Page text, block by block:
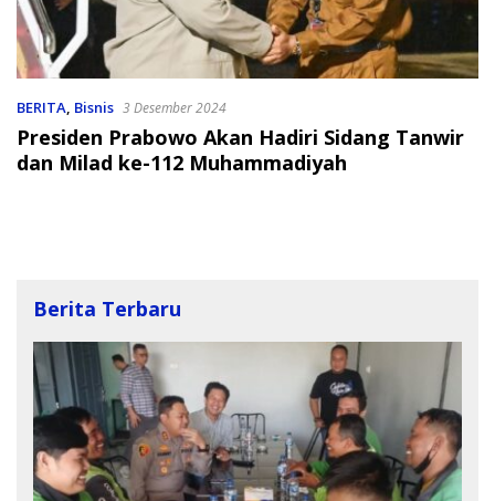
BERITA, Bisnis 3 Desember 2024
Presiden Prabowo Akan Hadiri Sidang Tanwir
dan Milad ke-112 Muhammadiyah
Berita Terbaru